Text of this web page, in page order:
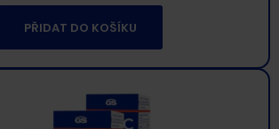
PŘIDAT DO KOŠÍKU